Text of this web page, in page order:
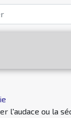
l'audace ou la